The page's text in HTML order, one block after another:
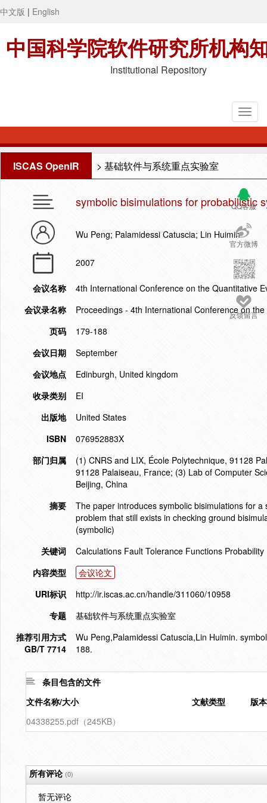
中文版 | English
中国科学院软件研究所机构
Institutional Repository
ISCAS OpenIR > 基础软件与系统重点实验室
QQ客服
官方微博
反馈留言
symbolic bisimulations for probabilistic
Wu Peng; Palamidessi Catuscia; Lin Huimin
2007
会议名称
4th International Conference on the Quantitative
会议录名称
Proceedings - 4th International Conference on
页码
179-188
会议日期
September
会议地点
Edinburgh, United kingdom
收录类别
EI
出版地
United States
ISBN
076952883X
部门归属
(1) CNRS and LIX, École Polytechnique, 91128
91128 Palaiseau, France; (3) Lab of Computer
Beijing, China
摘要
The paper introduces symbolic bisimulations for
problem that still exists in checking ground
(symbolic)
关键词
Calculations Fault Tolerance Functions
内容类型
会议论文
URI标识
http://ir.iscas.ac.cn/handle/311060/10958
专题
基础软件与系统重点实验室
推荐引用方式
GB/T 7714
Wu Peng,Palamidessi Catuscia,Lin Huimin.
188.
条目包含的文件
文件名称/大小
文献类型
版
04338255.pdf（245KB）
所有评论(0)
暂无评论